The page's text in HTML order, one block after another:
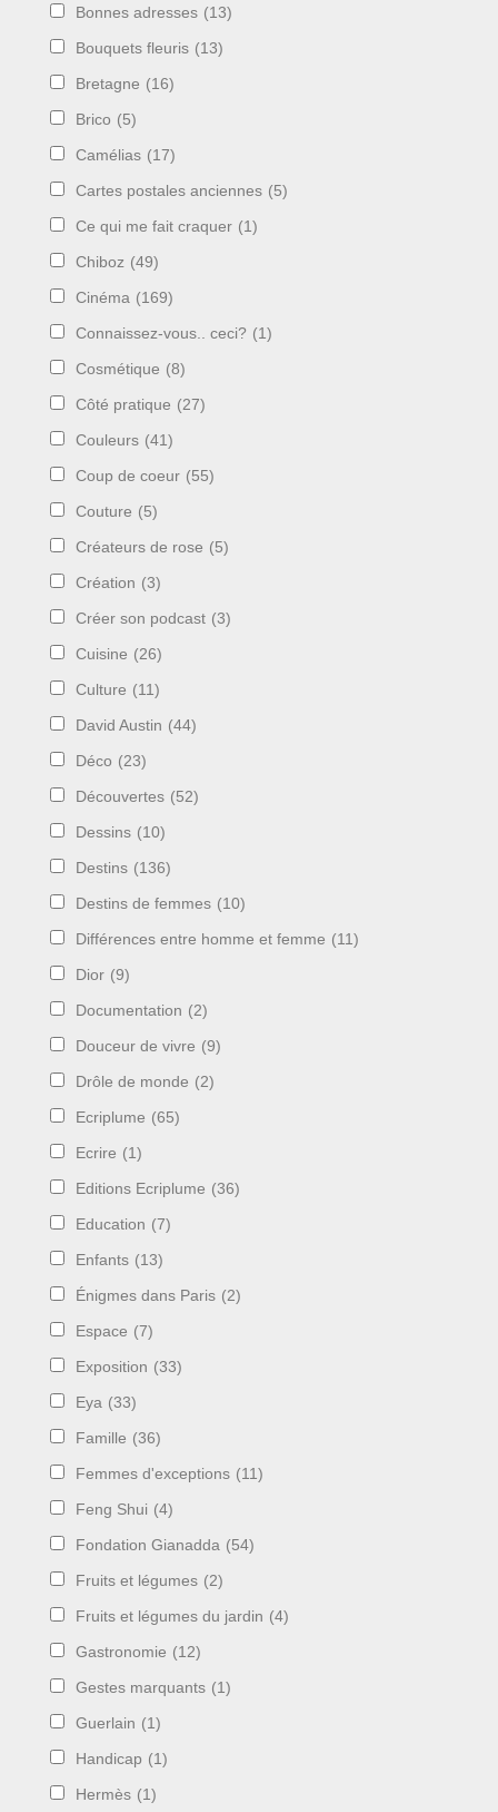
Bonnes adresses (13)
Bouquets fleuris (13)
Bretagne (16)
Brico (5)
Camélias (17)
Cartes postales anciennes (5)
Ce qui me fait craquer (1)
Chiboz (49)
Cinéma (169)
Connaissez-vous.. ceci? (1)
Cosmétique (8)
Côté pratique (27)
Couleurs (41)
Coup de coeur (55)
Couture (5)
Créateurs de rose (5)
Création (3)
Créer son podcast (3)
Cuisine (26)
Culture (11)
David Austin (44)
Déco (23)
Découvertes (52)
Dessins (10)
Destins (136)
Destins de femmes (10)
Différences entre homme et femme (11)
Dior (9)
Documentation (2)
Douceur de vivre (9)
Drôle de monde (2)
Ecriplume (65)
Ecrire (1)
Editions Ecriplume (36)
Education (7)
Enfants (13)
Énigmes dans Paris (2)
Espace (7)
Exposition (33)
Eya (33)
Famille (36)
Femmes d'exceptions (11)
Feng Shui (4)
Fondation Gianadda (54)
Fruits et légumes (2)
Fruits et légumes du jardin (4)
Gastronomie (12)
Gestes marquants (1)
Guerlain (1)
Handicap (1)
Hermès (1)